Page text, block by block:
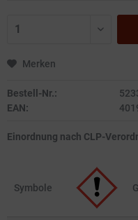
Merken
Bestell-Nr.:
EAN:
Einordnung nach CLP-
Symbole